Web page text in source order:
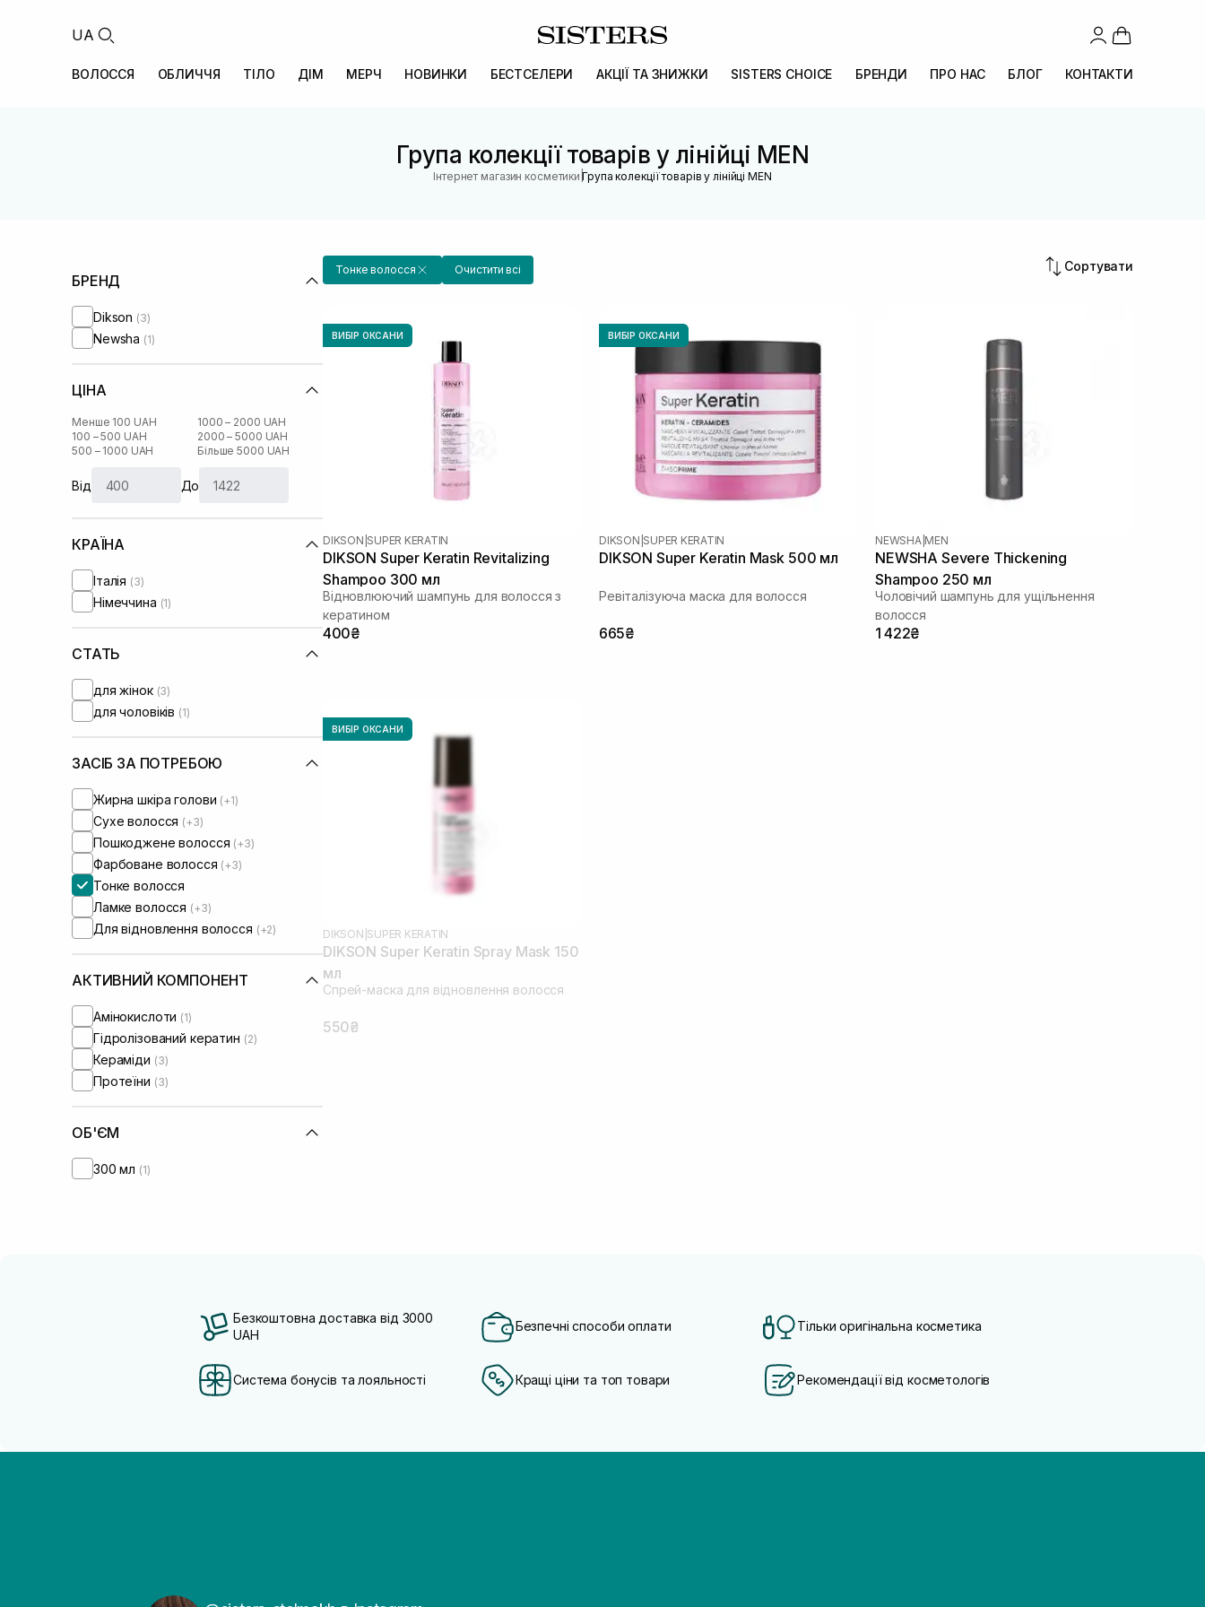
UA
ВОЛОССЯ ОБЛИЧЧЯ ТІЛО ДІМ МЕРЧ НОВИНКИ БЕСТСЕЛЕРИ АКЦІЇ ТА ЗНИЖКИ SISTERS CHOICE БРЕНДИ ПРО НАС БЛОГ КОНТАКТИ
Група колекції товарів у лінійці MEN
Інтернет магазин косметики |Група колекції товарів у лінійці MEN
БРЕНД
Dikson (3)
Newsha (1)
ЦІНА
Менше 100 UAH
100 – 500 UAH
500 – 1000 UAH
1000 – 2000 UAH
2000 – 5000 UAH
Більше 5000 UAH
Від До
КРАЇНА
Італія (3)
Німеччина (1)
СТАТЬ
для жінок (3)
для чоловіків (1)
ЗАСІБ ЗА ПОТРЕБОЮ
Жирна шкіра голови (+1)
Сухе волосся (+3)
Пошкоджене волосся (+3)
Фарбоване волосся (+3)
Тонке волосся
Ламке волосся (+3)
Для відновлення волосся (+2)
АКТИВНИЙ КОМПОНЕНТ
Амінокислоти (1)
Гідролізований кератин (2)
Кераміди (3)
Протеїни (3)
ОБ'ЄМ
300 мл (1)
Тонке волосся Очистити всі Сортувати
ВИБІР ОКСАНИ
DIKSON SUPER KERATIN
DIKSON Super Keratin Revitalizing
Shampoo 300 мл
Відновлюючий шампунь для волосся з
кератином
400₴
ВИБІР ОКСАНИ
DIKSON SUPER KERATIN
DIKSON Super Keratin Mask 500 мл
Ревіталізуюча маска для волосся
665₴
NEWSHA MEN
NEWSHA Severe Thickening
Shampoo 250 мл
Чоловічий шампунь для ущільнення
волосся
1 422₴
ВИБІР ОКСАНИ
DIKSON SUPER KERATIN
DIKSON Super Keratin Spray Mask 150
мл
Спрей-маска для відновлення волосся
550₴
Безкоштовна доставка від 3000
UAH
Безпечні способи оплати Тільки оригінальна косметика
Система бонусів та лояльності Кращі ціни та топ товари Рекомендації від косметологів